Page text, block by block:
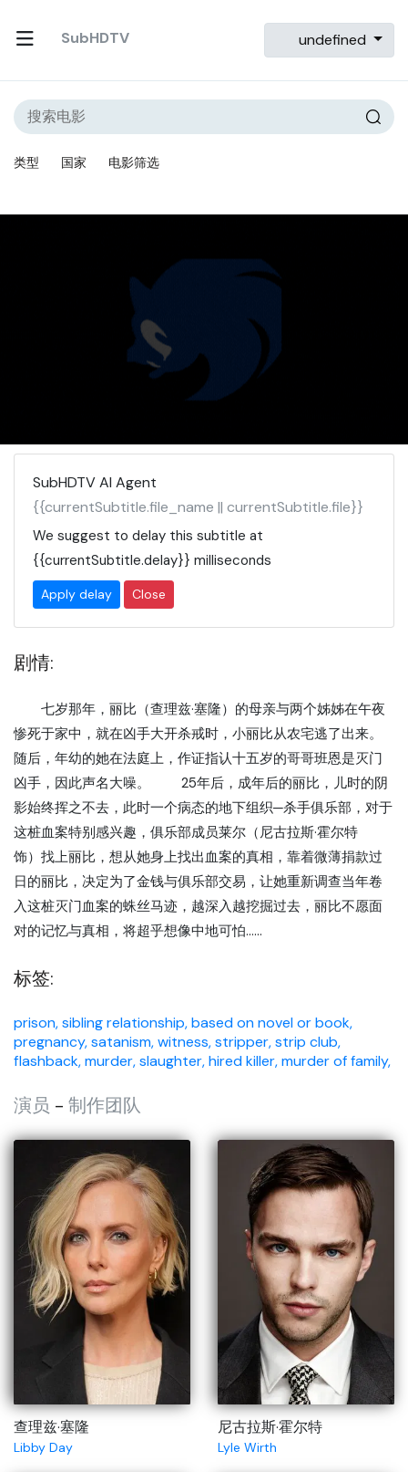
SubHDTV undefined
类型 国家 电影筛选
SubHDTV AI Agent
{{currentSubtitle.file_name || currentSubtitle.file}}
We suggest to delay this subtitle at
{{currentSubtitle.delay}} milliseconds
Apply delay Close
剧情:
七岁那年，丽比（查理兹·塞隆）的母亲与两个姊姊在午夜
惨死于家中，就在凶手大开杀戒时，小丽比从农宅逃了出来。
随后，年幼的她在法庭上，作证指认十五岁的哥哥班恩是灭门
凶手，因此声名大噪。 25年后，成年后的丽比，儿时的阴
影始终挥之不去，此时一个病态的地下组织─杀手俱乐部，对于
这桩血案特别感兴趣，俱乐部成员莱尔（尼古拉斯·霍尔特
饰）找上丽比，想从她身上找出血案的真相，靠着微薄捐款过
日的丽比，决定为了金钱与俱乐部交易，让她重新调查当年卷
入这桩灭门血案的蛛丝马迹，越深入越挖掘过去，丽比不愿面
对的记忆与真相，将超乎想像中地可怕……
标签:
prison,sibling relationship,based on novel or book,
pregnancy,satanism,witness,stripper,strip club,
flashback,murder,slaughter,hired killer,murder of family,
演员 - 制作团队
查理兹·塞隆
Libby Day
尼古拉斯·霍尔特
Lyle Wirth